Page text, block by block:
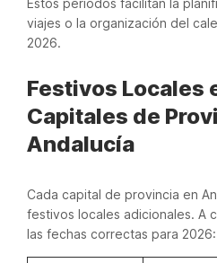
viajes o la organización del
2026.
Festivos Locales
Capitales de
Andalucía
Cada capital de provincia en
festivos locales adicionales. A
las fechas correctas para 2026: